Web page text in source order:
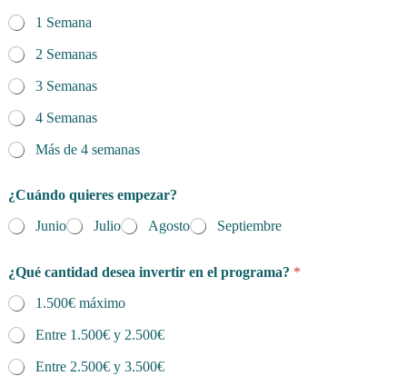
1 Semana
2 Semanas
3 Semanas
4 Semanas
Más de 4 semanas
¿Cuándo quieres empezar?
Junio
Julio Agosto Septiembre
¿Qué cantidad desea invertir en el programa? *
1.500€ máximo
Entre 1.500€ y 2.500€
Entre 2.500€ y 3.500€